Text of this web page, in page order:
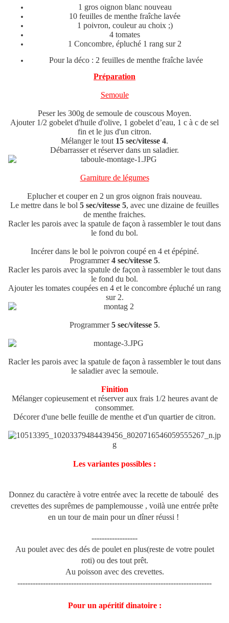
1 gros oignon blanc nouveau
10 feuilles de menthe fraîche lavée
1 poivron, couleur au choix ;)
4 tomates
1 Concombre, épluché 1 rang sur 2
Pour la déco : 2 feuilles de menthe fraîche lavée
Préparation
Semoule
Peser les 300g de semoule de couscous Moyen.
Ajouter 1/2 gobelet d'huile d'olive, 1 gobelet d’eau, 1 c à c de sel
fin et le jus d'un citron.
Mélanger le tout 15 sec/vitesse 4.
Débarrasser et réserver dans un saladier.
Garniture de légumes
Eplucher et couper en 2 un gros oignon frais nouveau.
Le mettre dans le bol 5 sec/vitesse 5, avec une dizaine de feuilles
de menthe fraiches.
Racler les parois avec la spatule de façon à rassembler le tout dans
le fond du bol.
Incérer dans le bol le poivron coupé en 4 et épépiné.
Programmer4 sec/vitesse 5.
Racler les parois avec la spatule de façon à rassembler le tout dans
le fond du bol.
Ajouter les tomates coupées en 4 et le concombre épluché un rang
sur 2.
Programmer5 sec/vitesse 5.
Racler les parois avec la spatule de façon à rassembler le tout dans
le saladier avec la semoule.
Finition
Mélanger copieusement et réserver aux frais 1/2 heures avant de
consommer.
Décorer d'une belle feuille de menthe et d'un quartier de citron.
Les variantes possibles :
Donnez du caractère à votre entrée avec la recette de taboulé des
crevettes des suprêmes de pamplemousse , voilà une entrée prête
en un tour de main pour un dîner réussi !
------------------
Au poulet avec des dés de poulet en plus(reste de votre poulet
roti) ou des tout prêt.
Au poisson avec des crevettes.
----------------------------------------------------------------------------
Pour un apéritif dinatoire :